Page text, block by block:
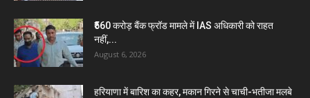
₹560 करोड़ बैंक फ्रॉड मामले में IAS अधिकारी को राहत
नहीं,...
August 6, 2026
हरियाणा में बारिश का कहर, मकान गिरने से चाची-भतीजा मलबे